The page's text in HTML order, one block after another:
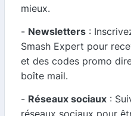
mieux.
- Newsletters :
Smash Expert pour
et des codes promo
boîte mail.
- Réseaux sociaux :
réseaux sociaux pour